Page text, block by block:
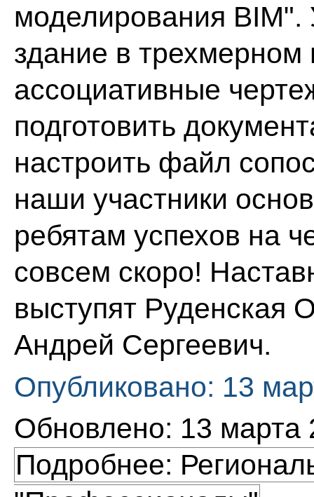
моделирования BIM".
здание в трехмерном
ассоциативные
подготовить
настроить файл
наши участники
ребятам успехов на
совсем скоро!
выступят Руденская
Андрей Сергеевич.
Опубликовано: 13
Обновлено: 13 марта
Подробнее: